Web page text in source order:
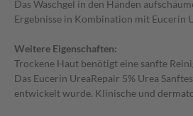
Das Waschgel in den Händen
Ergebnisse in Kombination mit Eucerin
Weitere Eigenschaften:
Trockene Haut benötigt eine sanfte
Das Eucerin UreaRepair 5% Urea
entwickelt wurde. Klinische und